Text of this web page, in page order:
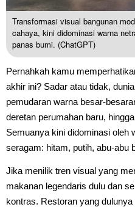
Transformasi visual bangunan
cahaya, kini didominasi warna
panas bumi. (ChatGPT)
Pernahkah kamu
akhir ini? Sadar atau tidak,
pemudaran warna besar-
deretan perumahan baru,
Semuanya kini didominasi oleh
seragam: hitam, putih, abu-abu
Jika menilik tren visual yang
makanan legendaris dulu dan
kontras. Restoran yang